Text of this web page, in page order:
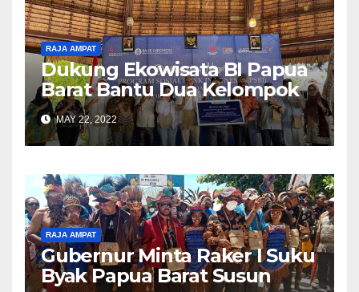
RAJA AMPAT
Dukung Ekowisata BI Papua
Barat Bantu Dua Kelompok
Sanggar Kreasi di Raja
Ampat
MAY 22, 2022
RAJA AMPAT
Gubernur Minta Raker I Suku
Byak Papua Barat Susun